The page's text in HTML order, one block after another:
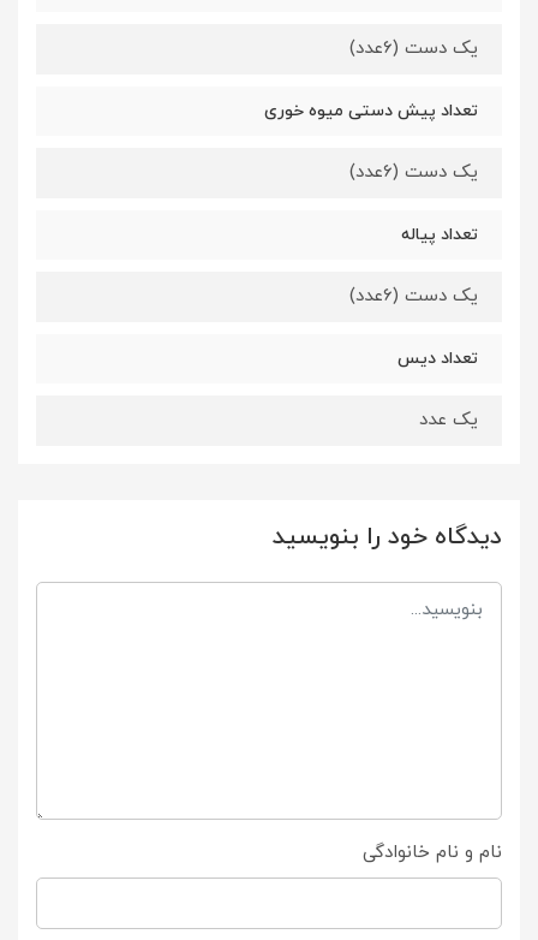
یک دست (6عدد)
تعداد پیش دستی میوه خوری
یک دست (6عدد)
تعداد پیاله
یک دست (6عدد)
تعداد دیس
یک عدد
دیدگاه خود را بنویسید
نام و نام خانوادگی